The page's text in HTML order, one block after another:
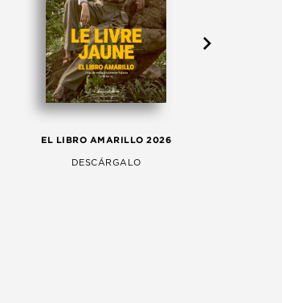
EL LIBRO AMARILLO 2026
DESCÁRGALO